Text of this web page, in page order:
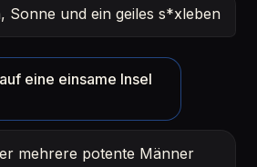
Sonne und ein geiles s*xleben
eine einsame Insel
mehrere potente Männer